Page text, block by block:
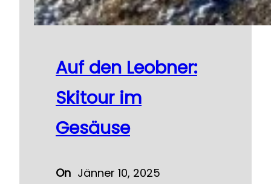
Auf den Leobner:
Skitour im
Gesäuse
On Jänner 10, 2025